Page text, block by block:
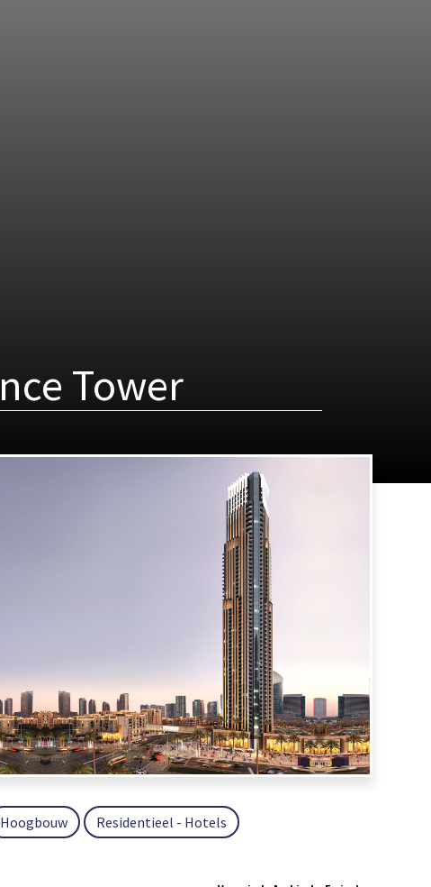
Tower
Hoogbouw Residentieel - Hotels